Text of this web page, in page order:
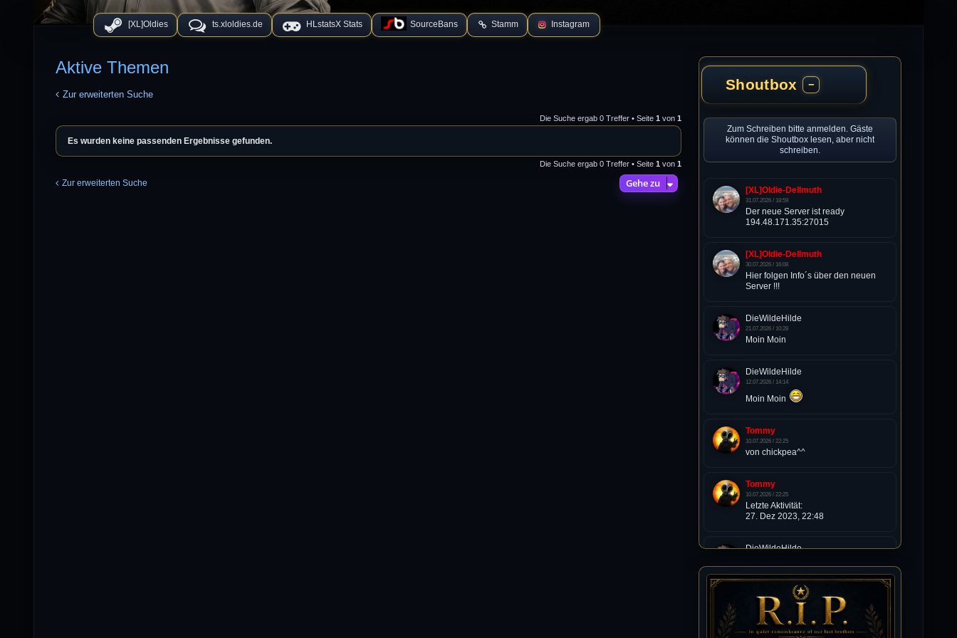
[XL]Oldies ts.xloldies.de HLstatsX Stats SourceBans Stamm Instagram
Aktive Themen
Zur erweiterten Suche
Die Suche ergab 0 Treffer • Seite 1von 1
Es wurden keine passenden Ergebnisse gefunden.
Die Suche ergab 0 Treffer • Seite 1von 1
Zur erweiterten Suche Gehe zu
Shoutbox −
Zum Schreiben bitte anmelden. Gäste
können die Shoutbox lesen, aber nicht
schreiben.
[XL]Oldie-Dellmuth
31.07.2026 / 18:59
Der neue Server ist ready
194.48.171.35:27015
[XL]Oldie-Dellmuth
30.07.2026 / 16:08
Hier folgen Info´s über den neuen
Server !!!
DieWildeHilde
21.07.2026 / 10:28
Moin Moin
DieWildeHilde
12.07.2026 / 14:14
Moin Moin
Tommy
10.07.2026 / 22:25
von chickpea^^
Tommy
10.07.2026 / 22:25
Letzte Aktivität:
27. Dez 2023, 22:48
DieWildeHilde
Happy Birthday Chickpea
DieWildeHilde
10.07.2026 / 10:08
Hallo meine Lieben!